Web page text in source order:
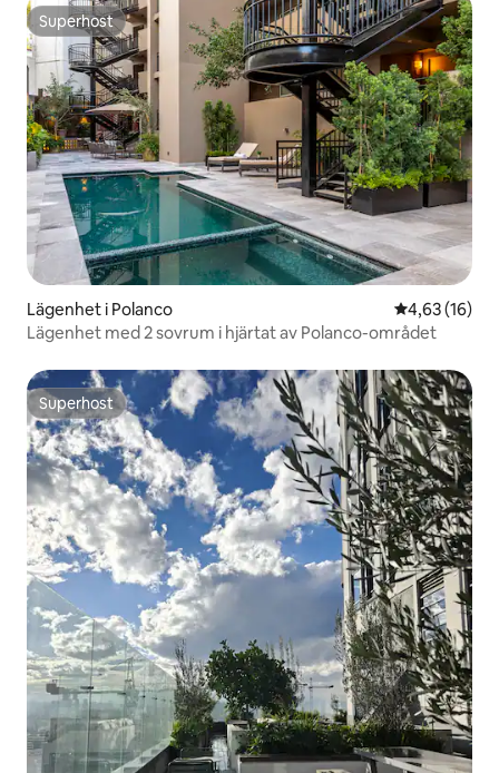
Superhost
Superhost
Lägenhet i Polanco 4,63 av 5 i
4,63 (16)
Lägenhet med 2 sovrum i hjärtat av Polanco-området
Superhost
Superhost